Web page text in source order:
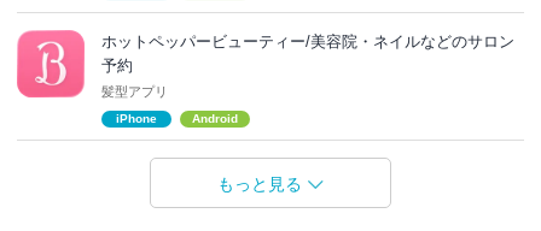
ホットペッパービューティー/美容院・ネイルなどのサロン
予約
髪型アプリ
iPhone Android
もっと見る